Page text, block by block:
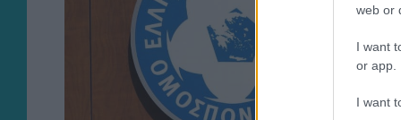
web or
I want
or app.
I want